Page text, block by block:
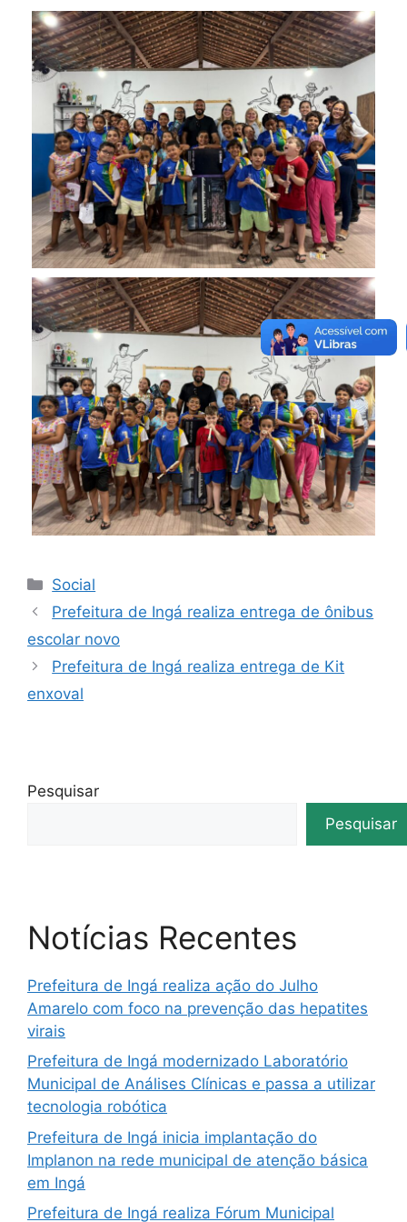
Social
Prefeitura de Ingá realiza entrega de ônibus
escolar novo
Prefeitura de Ingá realiza entrega de Kit
enxoval
Pesquisar
Pesquisar
Notícias Recentes
Prefeitura de Ingá realiza ação do Julho
Amarelo com foco na prevenção das hepatites
virais
Prefeitura de Ingá modernizado Laboratório
Municipal de Análises Clínicas e passa a utilizar
tecnologia robótica
Prefeitura de Ingá inicia implantação do
Implanon na rede municipal de atenção básica
em Ingá
Prefeitura de Ingá realiza Fórum Municipal